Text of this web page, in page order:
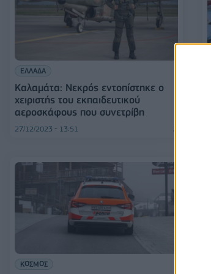
ΕΛΛΑΔΑ
Καλαμάτα: Νεκρός εντοπίστηκε ο
χειριστής του εκπαιδευτικού
αεροσκάφους που συνετρίβη
27/12/2023 - 13:51
ΚΟΣΜΟΣ